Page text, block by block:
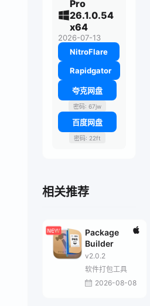
Pro
26.1.0.54
x64
2026-07-13
NitroFlare
Rapidgator
夸克网盘
密码: 67jw
百度网盘
密码: 22ft
相关推荐
Package
Builder
v2.0.2
软件打包工具
2026-08-08